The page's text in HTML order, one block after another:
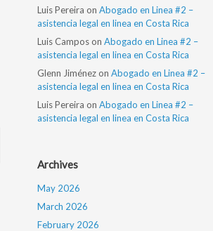
Luis Pereira onAbogado en Linea #2 –
asistencia legal en linea en Costa Rica
Luis Campos onAbogado en Linea #2 –
asistencia legal en linea en Costa Rica
Glenn Jiménez onAbogado en Linea #2 –
asistencia legal en linea en Costa Rica
Luis Pereira onAbogado en Linea #2 –
asistencia legal en linea en Costa Rica
Archives
May 2026
March 2026
February 2026